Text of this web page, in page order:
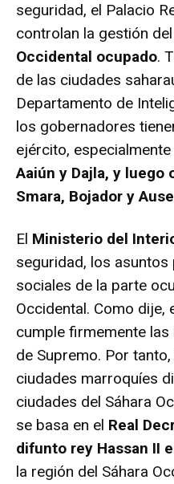
seguridad, el Palacio
controlan la gestión
Occidental ocupado.
de las ciudades
Departamento de
los gobernadores
ejército,
Aaiún y Dajla, y
Smara, Bojador y
El Ministerio del
seguridad, los
sociales de la parte
Occidental. Como dije,
cumple firmemente
de Supremo. Por
ciudades marroquíes
ciudades del Sáhara
se basa en el Real
difunto rey Hassan II
la región del Sáhara